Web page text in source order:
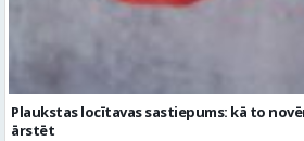
Plaukstas locītavas sastiepums: kā to
ārstēt